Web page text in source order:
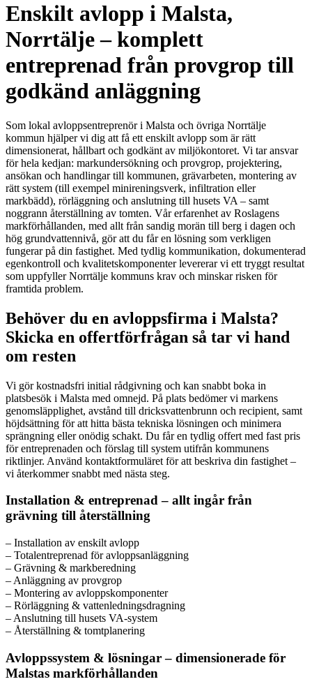
Enskilt avlopp i Malsta,
Norrtälje – komplett
entreprenad från provgrop till
godkänd anläggning
Som lokal avloppsentreprenör i Malsta och övriga Norrtälje
kommun hjälper vi dig att få ett enskilt avlopp som är rätt
dimensionerat, hållbart och godkänt av miljökontoret. Vi tar ansvar
för hela kedjan: markundersökning och provgrop, projektering,
ansökan och handlingar till kommunen, grävarbeten, montering av
rätt system (till exempel minireningsverk, infiltration eller
markbädd), rörläggning och anslutning till husets VA – samt
noggrann återställning av tomten. Vår erfarenhet av Roslagens
markförhållanden, med allt från sandig morän till berg i dagen och
hög grundvattennivå, gör att du får en lösning som verkligen
fungerar på din fastighet. Med tydlig kommunikation, dokumenterad
egenkontroll och kvalitetskomponenter levererar vi ett tryggt resultat
som uppfyller Norrtälje kommuns krav och minskar risken för
framtida problem.
Behöver du en avloppsfirma i Malsta?
Skicka en offertförfrågan så tar vi hand
om resten
Vi gör kostnadsfri initial rådgivning och kan snabbt boka in
platsbesök i Malsta med omnejd. På plats bedömer vi markens
genomsläpplighet, avstånd till dricksvattenbrunn och recipient, samt
höjdsättning för att hitta bästa tekniska lösningen och minimera
sprängning eller onödig schakt. Du får en tydlig offert med fast pris
för entreprenaden och förslag till system utifrån kommunens
riktlinjer. Använd kontaktformuläret för att beskriva din fastighet –
vi återkommer snabbt med nästa steg.
Installation & entreprenad – allt ingår från
grävning till återställning
– Installation av enskilt avlopp
– Totalentreprenad för avloppsanläggning
– Grävning & markberedning
– Anläggning av provgrop
– Montering av avloppskomponenter
– Rörläggning & vattenledningsdragning
– Anslutning till husets VA-system
– Återställning & tomtplanering
Avloppssystem & lösningar – dimensionerade för
Malstas markförhållanden